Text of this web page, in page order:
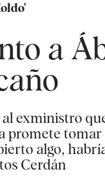
a
exministro
tomar
algo,
Cerdán